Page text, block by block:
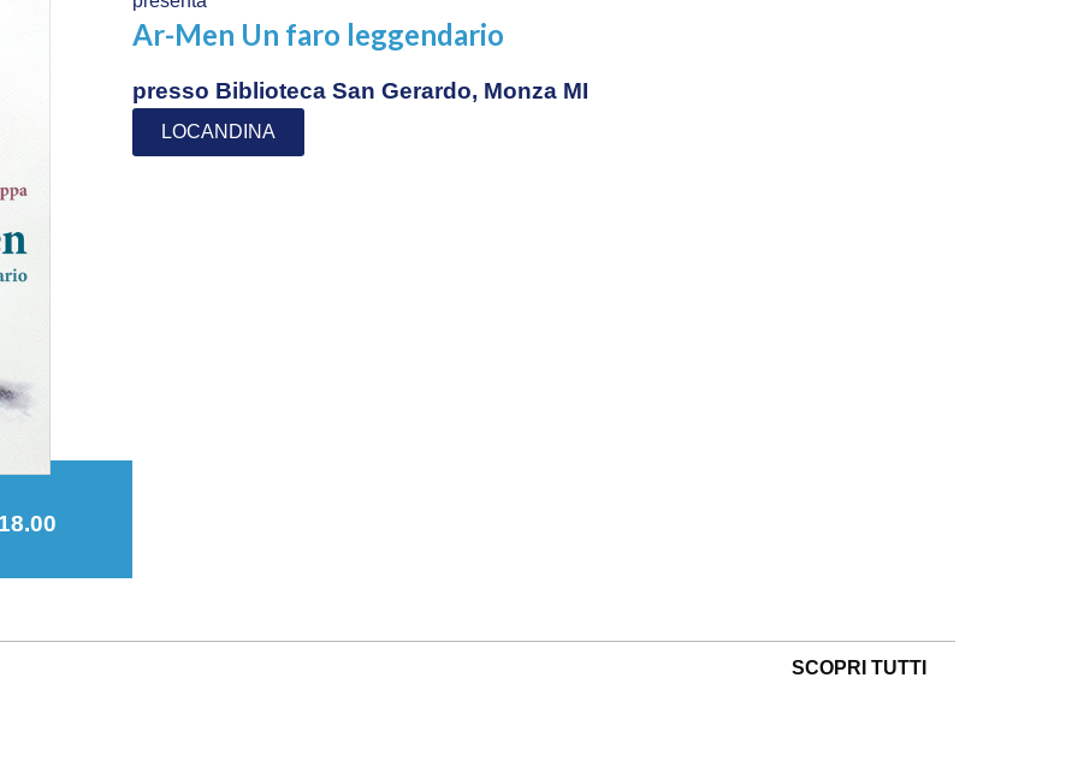
Ar-Men Un faro leggendario
presso Biblioteca San Gerardo, Monza MI
LOCANDINA
SCOPRI TUTTI